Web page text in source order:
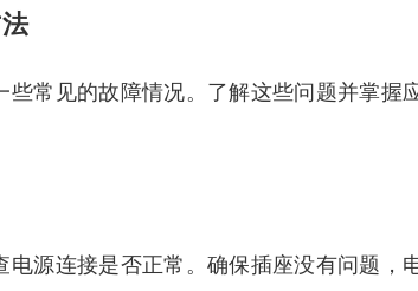
常见的故障情况。了解这些问题并掌握
源连接是否正常。确保插座没有问题，